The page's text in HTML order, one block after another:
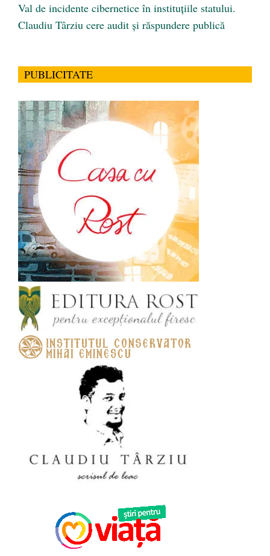
Val de incidente cibernetice în instituțiile statului.
Claudiu Târziu cere audit și răspundere publică
PUBLICITATE